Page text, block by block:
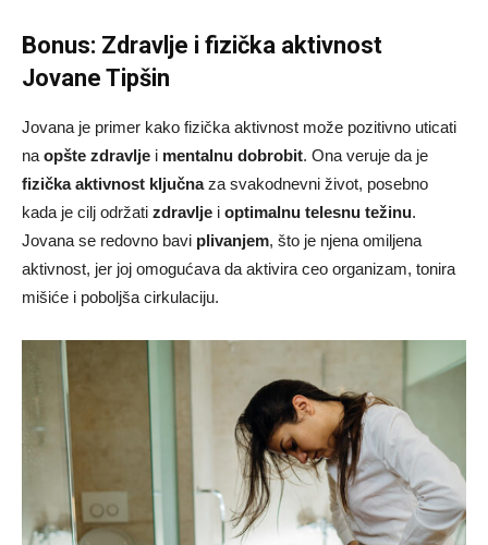
Bonus: Zdravlje i fizička aktivnost
Jovane Tipšin
Jovana je primer kako fizička aktivnost može pozitivno uticati
na opšte zdravlje i mentalnu dobrobit. Ona veruje da je
fizička aktivnost ključnaza svakodnevni život, posebno
kada je cilj održati zdravlje i optimalnu telesnu težinu.
Jovana se redovno bavi plivanjem, što je njena omiljena
aktivnost, jer joj omogućava da aktivira ceo organizam, tonira
mišiće i poboljša cirkulaciju.